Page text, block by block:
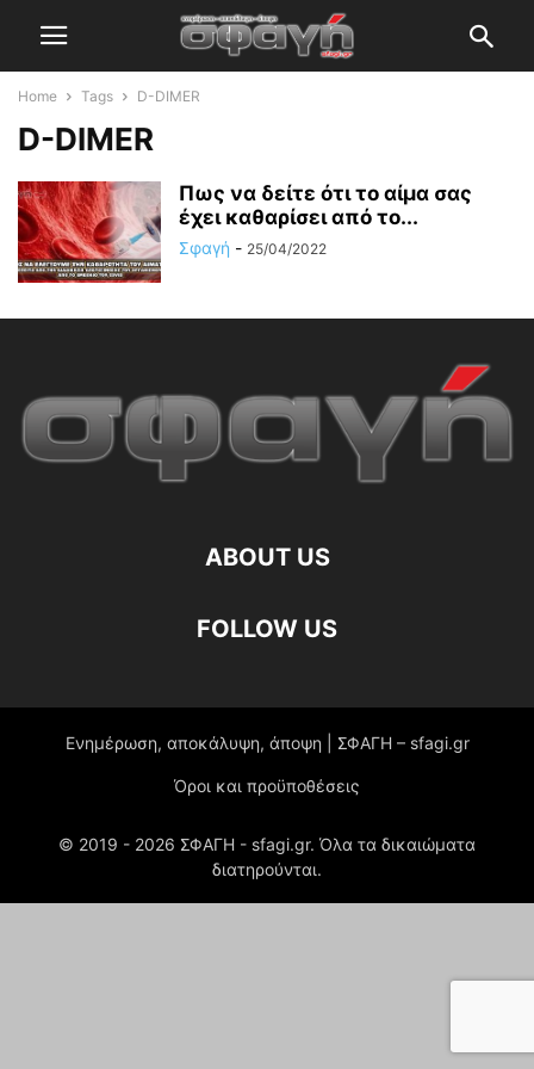
Home Tags D-DIMER
D-DIMER
Πως να δείτε ότι το αίμα σας
έχει καθαρίσει από το...
Σφαγή - 25/04/2022
ABOUT US
FOLLOW US
Ενημέρωση, αποκάλυψη, άποψη | ΣΦΑΓΗ – sfagi.gr
Όροι και προϋποθέσεις
© 2019 - 2026 ΣΦΑΓΗ - sfagi.gr. Όλα τα δικαιώματα
διατηρούνται.